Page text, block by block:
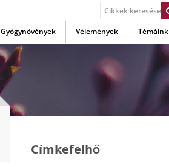
Gyógynövények Vélemények Témáink
Címkefelhő